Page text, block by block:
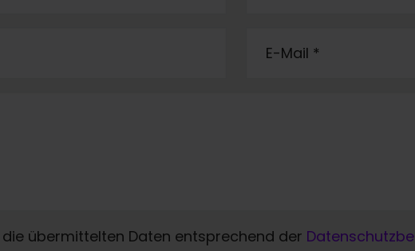
E-Mail *
übermittelten Daten entsprechend der